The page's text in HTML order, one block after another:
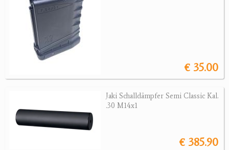
Montagen, Ersatzteile
Lederartikel
Messer
Sonstiges Zubehör
Bücher, Videos
€ 35.00
Jaki Schalldämpfer Semi Classic Kal.
.30 M14x1
€ 385.90